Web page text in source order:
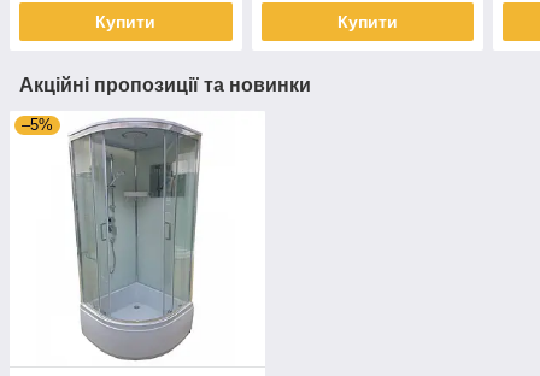
Купити Купити
Акційні пропозиції та новинки
–5%